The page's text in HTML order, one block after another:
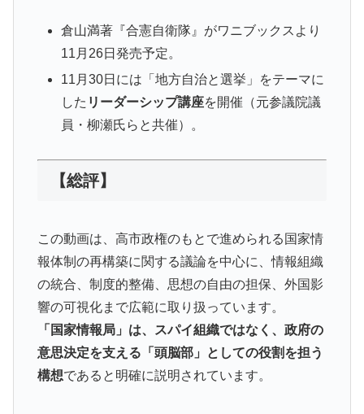
倉山満著『合憲自衛隊』がワニブックスより
11月26日発売予定。
11月30日には「地方自治と選挙」をテーマに
した リーダーシップ講座を開催（元参議院議
員・柳瀬氏らと共催）。
【総評】
この動画は、高市政権のもとで進められる国家情
報体制の再構築に関する議論を中心に、情報組織
の統合、制度的整備、思想の自由の担保、外国影
響の可視化まで広範に取り扱っています。
「国家情報局」は、スパイ組織ではなく、政府の
意思決定を支える「頭脳部」としての役割を担う
構想であると明確に説明されています。